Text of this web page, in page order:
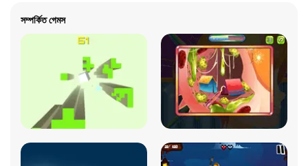
সম্পর্কিত গেমস